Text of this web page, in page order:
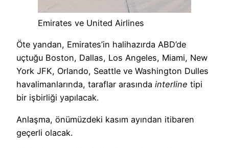
Emirates ve United Airlines
Öte yandan, Emirates’in halihazırda ABD’de
uçtuğu Boston, Dallas, Los Angeles, Miami, New
York JFK, Orlando, Seattle ve Washington Dulles
havalimanlarında, taraflar arasında interline tipi
bir işbirliği yapılacak.
Anlaşma, önümüzdeki kasım ayından itibaren
geçerli olacak.